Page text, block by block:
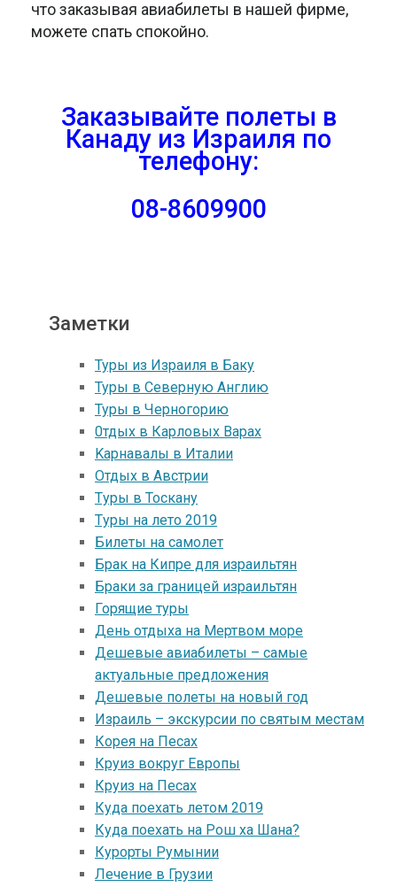
что заказывая авиабилеты в нашей фирме,
можете спать спокойно.
Заказывайте полеты в
Канаду из Израиля по
телефону:
08-8609900
Заметки
Туры из Израиля в Баку
Туры в Северную Англию
Туры в Черногорию
0тдых в Карловых Варах
Kарнавалы в Италии
Oтдых в Австрии
Tуры в Тоскану
Tуры на лето 2019
Билеты на самолет
Брак на Кипре для израильтян
Браки за границей израильтян
Горящие туры
День отдыха на Мертвом море
Дешевые авиабилеты – самые
актуальные предложения
Дешевые полеты на новый год
Израиль – экскурсии по святым местам
Корея на Песах
Круиз вокруг Европы
Круиз на Песах
Куда поехать летом 2019
Куда поехать на Рош ха Шана?
Курорты Румынии
Лечение в Грузии